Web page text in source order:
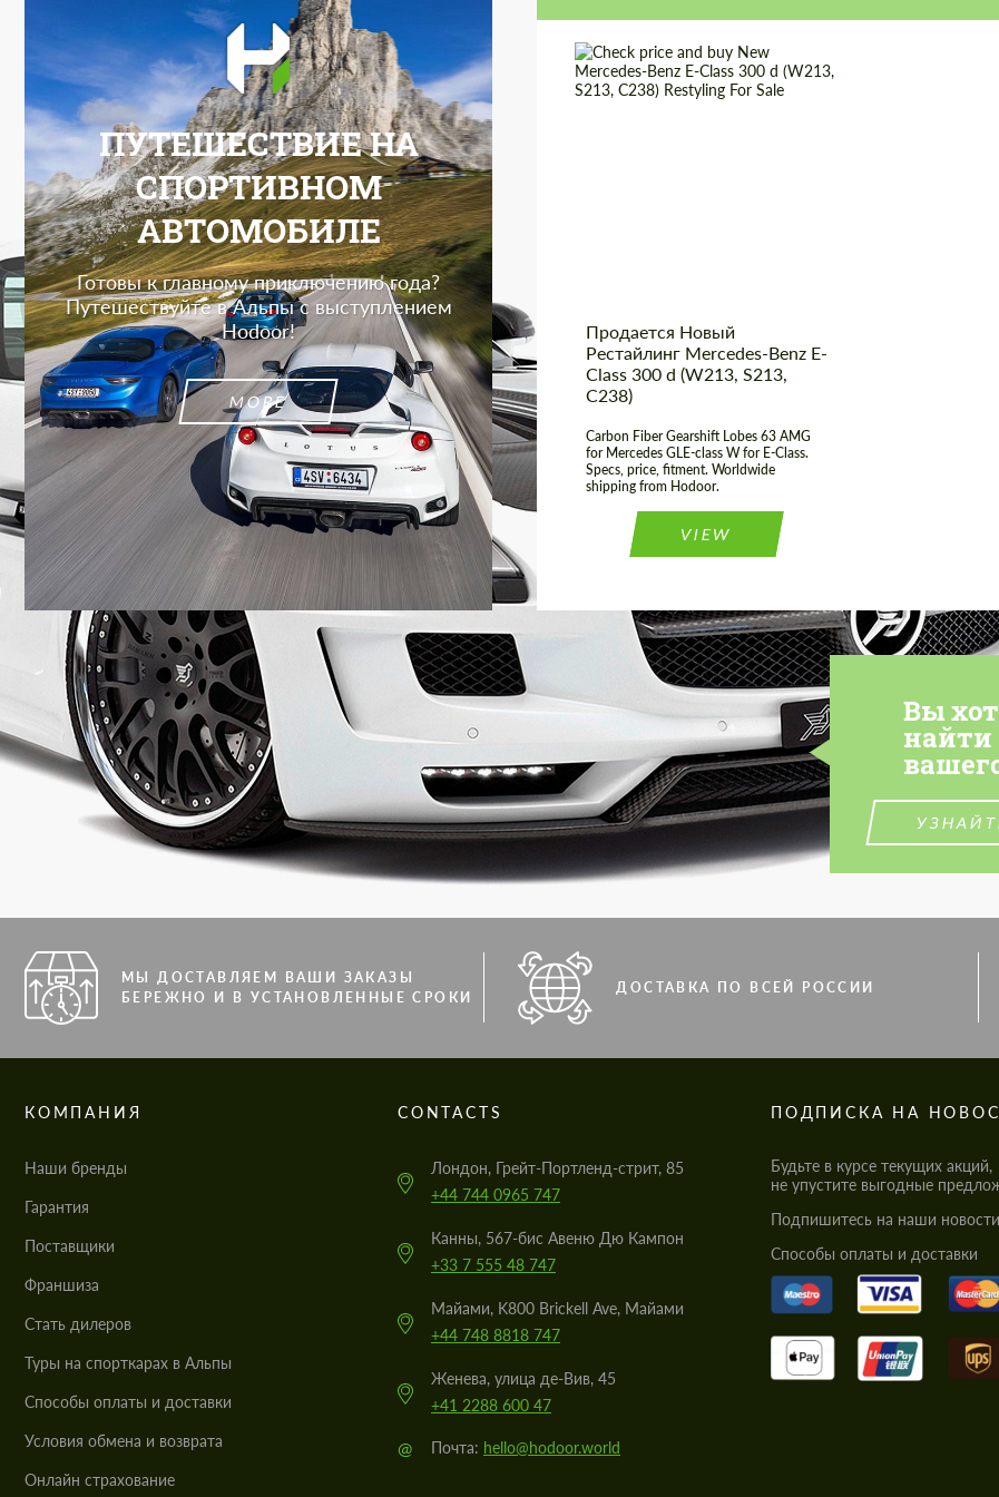
ПУТЕШЕСТВИЕ НА
СПОРТИВНОМ
АВТОМОБИЛЕ
Готовы к главному приключению года?
Путешествуйте в Альпы с выступлением
Hodoor!
MORE
Продается Новый
Рестайлинг Mercedes-Benz E-
Class 300 d (W213, S213,
C238)
Carbon Fiber Gearshift Lobes 63 AMG
for Mercedes GLE-class W for E-Class.
Specs, price, fitment. Worldwide
shipping from Hodoor.
VIEW
Вы
МЫ ДОСТАВЛЯЕМ ВАШИ ЗАКАЗЫ
БЕРЕЖНО И В УСТАНОВЛЕННЫЕ СРОКИ
ДОСТАВКА ПО ВСЕЙ РОССИИ
КОМПАНИЯ
Наши бренды
Гарантия
Поставщики
Франшиза
Стать дилеров
Туры на спорткарах в Альпы
Cпособы оплаты и доставки
Условия обмена и возврата
Онлайн страхование
CONTACTS
Лондон, Грейт-Портленд-стрит, 85
+44 744 0965 747
Канны, 567-бис Авеню Дю Кампон
+33 7 555 48 747
Майами, K800 Brickell Ave, Майами
+44 748 8818 747
Женева, улица де-Вив, 45
+41 2288 600 47
@ Почта: hello@hodoor.world
ПОДПИСКА НА
Будьте в курсе текущих акций,
не упустите выгодные
Подпишитесь на наши
Cпособы оплаты и доставки